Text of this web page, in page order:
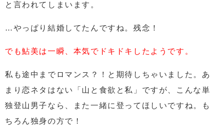
と言われてしまいます。
…やっぱり結婚してたんですね。残念！
でも鮎美は一瞬、本気でドキドキしたようです。
私も途中までロマンス？！と期待しちゃいました。あ
まり恋ネタはない「山と食欲と私」ですが、こんな単
独登山男子なら、また一緒に登ってほしいですね。も
ちろん独身の方で！